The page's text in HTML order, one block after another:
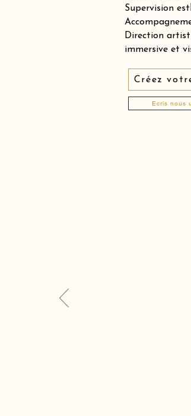
Supervision
Direction
immersive et
Créez
Ecris nous